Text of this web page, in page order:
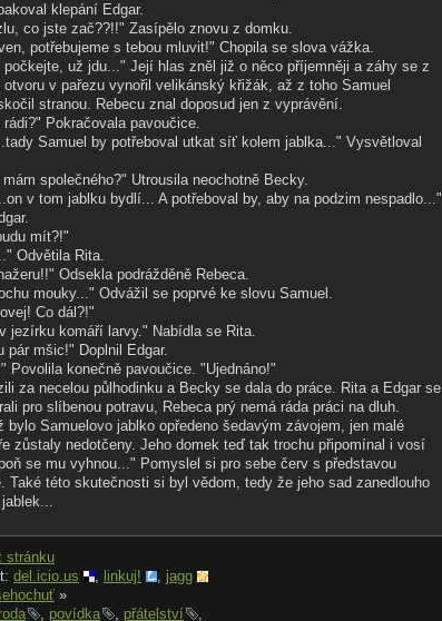
klepání Edgar.
co jste zač??!!" Zasípělo znovu z domku.
potřebujeme s tebou mluvit!" Chopila se slova vážka.
už jdu..." Její hlas zněl již o něco příjemněji a záhy se z
otvoru v pařezu vynořil velikánský křižák, až z toho Samuel
stranou. Rebecu znal doposud jen z vyprávění.
Pokračovala pavoučice.
Samuel by potřeboval utkat síť kolem jablka..." Vysvětloval
společného?" Utrousila neochotně Becky.
v tom jablku bydlí... A potřeboval by, aby na podzim nespadlo..."
mít?!"
Odvětila Rita.
Odsekla podrážděně Rebeca.
mouky..." Odvážil se poprvé ke slovu Samuel.
Co dál?!"
jezírku komáří larvy." Nabídla se Rita.
pár mšic!" Doplnil Edgar.
Povolila konečně pavoučice. "Ujednáno!"
za necelou půlhodinku a Becky se dala do práce. Rita a Edgar se
pro slíbenou potravu, Rebeca prý nemá ráda práci na dluh.
bylo Samuelovo jablko opředeno šedavým závojem, jen malé
zůstaly nedotčeny. Jeho domek teď tak trochu připomínal i vosí
se mu vyhnou..." Pomyslel si pro sebe červ s představou
Také této skutečnosti si byl vědom, tedy že jeho sad zanedlouho
stránku
del.icio.us , linkuj! , jagg
»
, povídka , přátelství ,